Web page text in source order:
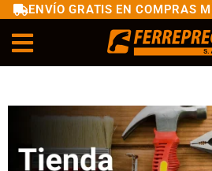
ENVÍO GRATIS EN COMPRAS